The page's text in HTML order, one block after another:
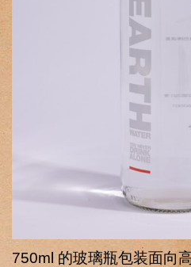
750ml 的玻璃瓶包装面向